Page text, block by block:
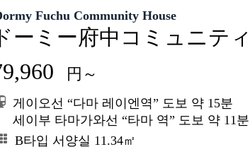
Fuchu Community House
ーミー府中コミュニテ
円～
게이오선 “다마 레이엔역” 도보 약 15분
세이부 타마가와선 “타마 역” 도보 약 11분
B타입 서양실 11.34㎡